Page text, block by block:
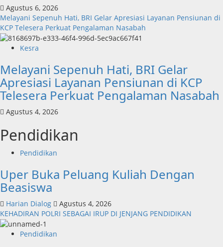
Agustus 6, 2026
Melayani Sepenuh Hati, BRI Gelar Apresiasi Layanan Pensiunan di
KCP Telesera Perkuat Pengalaman Nasabah
Kesra
Melayani Sepenuh Hati, BRI Gelar
Apresiasi Layanan Pensiunan di KCP
Telesera Perkuat Pengalaman Nasabah
Agustus 4, 2026
Pendidikan
Pendidikan
Uper Buka Peluang Kuliah Dengan
Beasiswa
Harian Dialog
Agustus 4, 2026
KEHADIRAN POLRI SEBAGAI IRUP DI JENJANG PENDIDIKAN
Pendidikan